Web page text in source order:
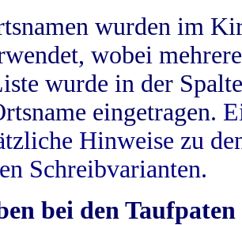
wurden im
wobei
wurde in der
eingetragen.
Hinweise zu
Schreibvarianten.
bei den Taufpaten